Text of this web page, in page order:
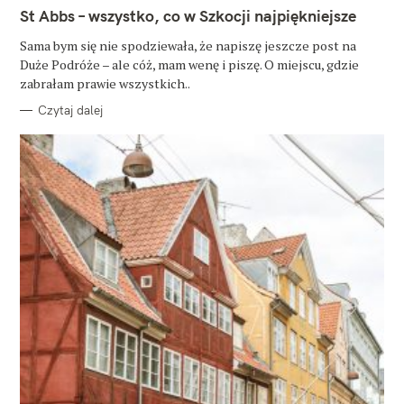
T
E
O
R
I
St Abbs – wszystko, co w Szkocji najpiękniejsze
Sama bym się nie spodziewała, że napiszę jeszcze post na
Duże Podróże – ale cóż, mam wenę i piszę. O miejscu, gdzie
zabrałam prawie wszystkich..
Czytaj dalej